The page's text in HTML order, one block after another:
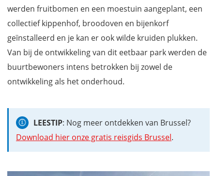
werden fruitbomen en een moestuin aangeplant, een
collectief kippenhof, broodoven en bijenkorf
geïnstalleerd en je kan er ook wilde kruiden plukken.
Van bij de ontwikkeling van dit eetbaar park werden de
buurtbewoners intens betrokken bij zowel de
ontwikkeling als het onderhoud.
LEESTIP: Nog meer ontdekken van Brussel?
Download hier onze gratis reisgids Brussel.